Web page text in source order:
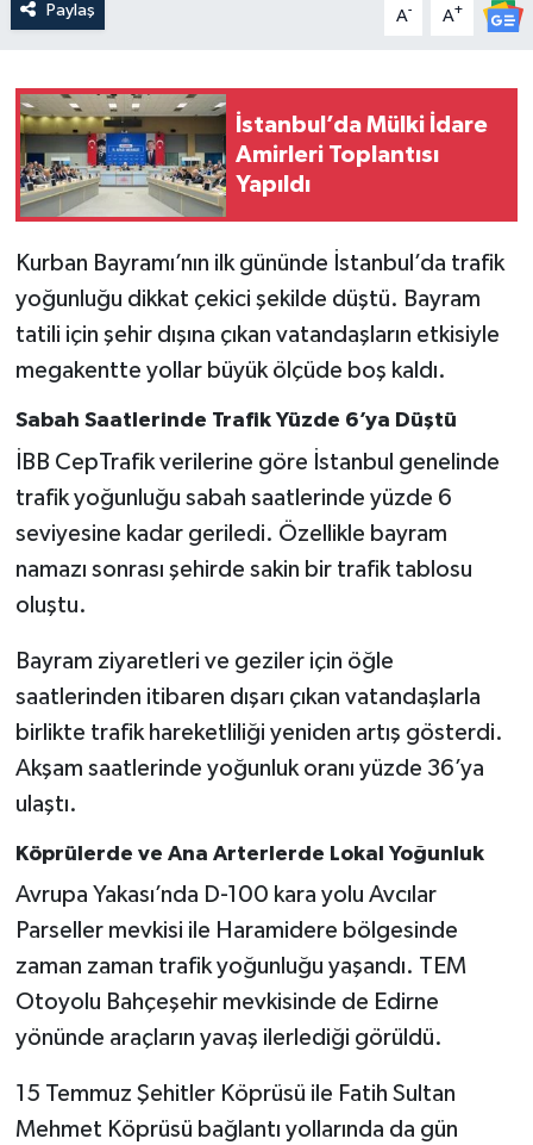
Paylaş A- A+
İstanbul’da Mülki İdare
Amirleri Toplantısı
Yapıldı
Kurban Bayramı’nın ilk gününde İstanbul’da trafik
yoğunluğu dikkat çekici şekilde düştü. Bayram
tatili için şehir dışına çıkan vatandaşların etkisiyle
megakentte yollar büyük ölçüde boş kaldı.
Sabah Saatlerinde Trafik Yüzde 6’ya Düştü
İBB CepTrafik verilerine göre İstanbul genelinde
trafik yoğunluğu sabah saatlerinde yüzde 6
seviyesine kadar geriledi. Özellikle bayram
namazı sonrası şehirde sakin bir trafik tablosu
oluştu.
Bayram ziyaretleri ve geziler için öğle
saatlerinden itibaren dışarı çıkan vatandaşlarla
birlikte trafik hareketliliği yeniden artış gösterdi.
Akşam saatlerinde yoğunluk oranı yüzde 36’ya
ulaştı.
Köprülerde ve Ana Arterlerde Lokal Yoğunluk
Avrupa Yakası’nda D-100 kara yolu Avcılar
Parseller mevkisi ile Haramidere bölgesinde
zaman zaman trafik yoğunluğu yaşandı. TEM
Otoyolu Bahçeşehir mevkisinde de Edirne
yönünde araçların yavaş ilerlediği görüldü.
15 Temmuz Şehitler Köprüsü ile Fatih Sultan
Mehmet Köprüsü bağlantı yollarında da gün